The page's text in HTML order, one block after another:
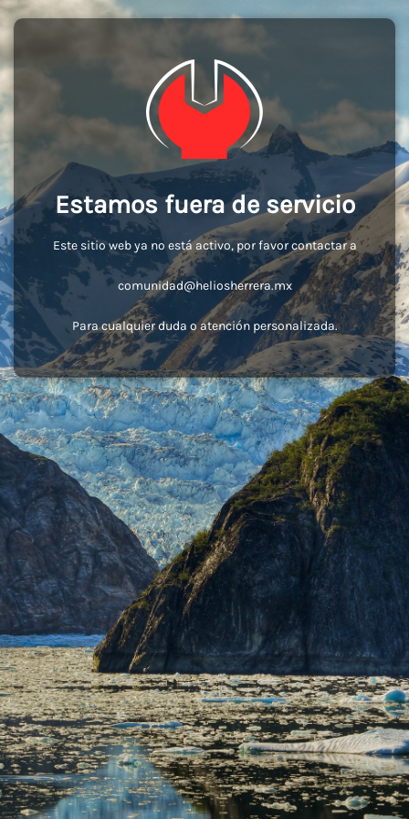
Estamos fuera de servicio
Este sitio web ya no está activo, por favor contactar a
comunidad@heliosherrera.mx
Para cualquier duda o atención personalizada.